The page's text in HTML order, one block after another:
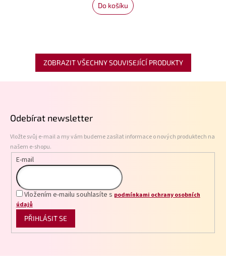
Do košíku
ZOBRAZIT VŠECHNY SOUVISEJÍCÍ PRODUKTY
Odebírat newsletter
Vložte svůj e-mail a my vám budeme zasílat informace o nových produktech na
našem e-shopu.
E-mail
Vložením e-mailu souhlasíte s podmínkami ochrany osobních
údajů
PŘIHLÁSIT SE